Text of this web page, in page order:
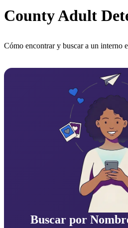
County Adult
Cómo encontrar y buscar a un interno
Buscar por